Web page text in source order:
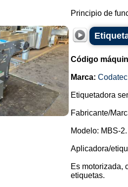
Principio de
Código
Marca: Codatec
Etiquetadora
Fabricante/
Modelo: MBS-2.
Aplicadora/
Es motorizada,
etiquetas.